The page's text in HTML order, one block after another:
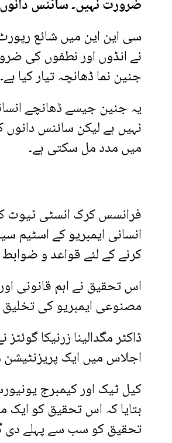
ضرورت نہیں۔ سائنس دانوں
سی این این میں شائع
نے انڈوں اور نطفوں کی
جنین نما ڈھانچہ تیار کیا ہے۔
یہ جنین جیسے ڈھانچے
نہیں ہے لیکن سائنس
میں مدد مل سکتی ہے۔
فرانسس کرک انسٹی ٹیوٹ
انسانی ایمبریو کے اسٹیم
کرنے کے لئے قواعد و
اس تحقیق نے اہم قانونی
مصنوعی ایمبریو کی
ڈاکٹر مگدالینا زرنیکا
اجلاس میں ایک
کیل ٹیک اور کیمبرج
بتایا کہ اس تحقیق کو ایک
تحقیق کو سب سے پہلے دی